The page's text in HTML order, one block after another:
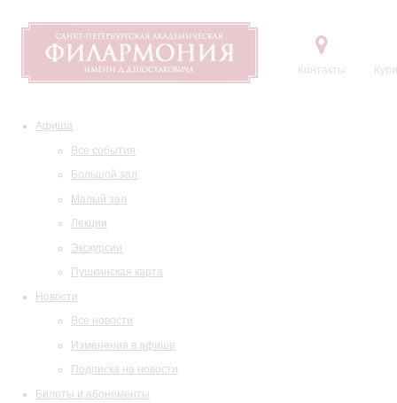
Контакты
Афиша
Все события
Большой зал
Малый зал
Лекции
Экскурсии
Пушкинская карта
Новости
Все новости
Изменения в афише
Подписка на новости
Билеты и абонементы